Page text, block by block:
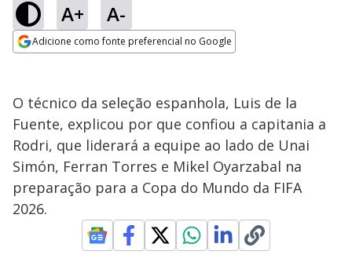
A+ A-
Adicione como fonte preferencial no Google
O técnico da seleção espanhola, Luis de la
Fuente, explicou por que confiou a capitania a
Rodri, que liderará a equipe ao lado de Unai
Simón, Ferran Torres e Mikel Oyarzabal na
preparação para a Copa do Mundo da FIFA
2026.